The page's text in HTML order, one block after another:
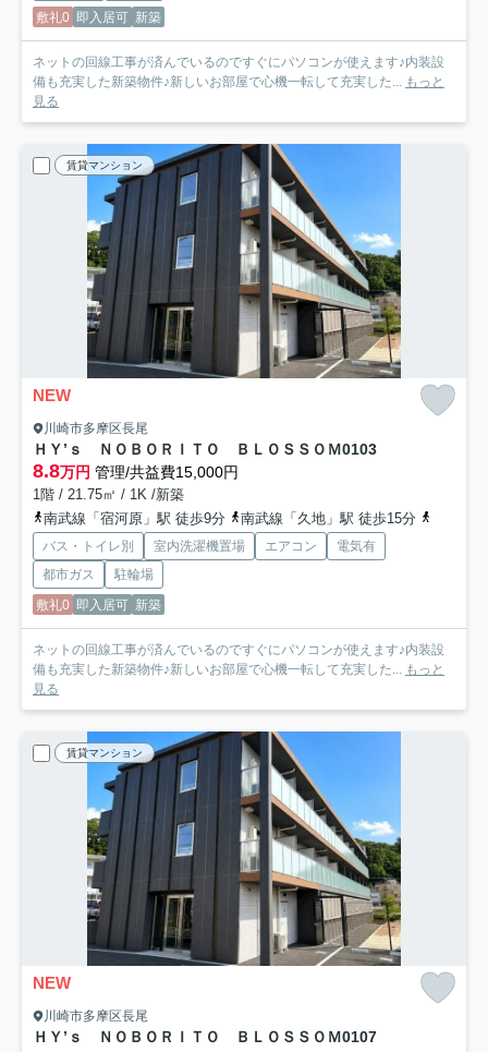
敷礼0 即入居可 新築
ネットの回線工事が済んでいるのですぐにパソコンが使えます♪内装設
備も充実した新築物件♪新しいお部屋で心機一転して充実した... もっと
見る
賃貸マンション
NEW
川崎市多摩区長尾
ＨＹ’ｓ ＮＯＢＯＲＩＴＯ ＢＬＯＳＳＯＭ0103
8.8万円 管理/共益費15,000円
1階 / 21.75㎡ / 1K /新築
南武線「宿河原」駅 徒歩9分
南武線「久地」駅 徒歩15分
バス・トイレ別 室内洗濯機置場 エアコン
電気有
都市ガス
駐輪場
敷礼0 即入居可 新築
ネットの回線工事が済んでいるのですぐにパソコンが使えます♪内装設
備も充実した新築物件♪新しいお部屋で心機一転して充実した... もっと
見る
賃貸マンション
NEW
川崎市多摩区長尾
ＨＹ’ｓ ＮＯＢＯＲＩＴＯ ＢＬＯＳＳＯＭ0107